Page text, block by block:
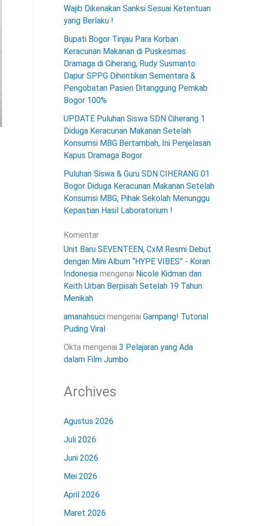
Wajib Dikenakan Sanksi Sesuai Ketentuan
yang Berlaku !
Bupati Bogor Tinjau Para Korban
Keracunan Makanan di Puskesmas
Dramaga di Ciherang, Rudy Susmanto:
Dapur SPPG Dihentikan Sementara &
Pengobatan Pasien Ditanggung Pemkab
Bogor 100%
UPDATE Puluhan Siswa SDN Ciherang 1
Diduga Keracunan Makanan Setelah
Konsumsi MBG Bertambah, Ini Penjelasan
Kapus Dramaga Bogor
Puluhan Siswa & Guru SDN CIHERANG 01
Bogor Diduga Keracunan Makanan Setelah
Konsumsi MBG, Pihak Sekolah Menunggu
Kepastian Hasil Laboratorium !
Komentar
Unit Baru SEVENTEEN, CxM Resmi Debut
dengan Mini Album “HYPE VIBES” - Koran
Indonesia mengenai Nicole Kidman dan
Keith Urban Berpisah Setelah 19 Tahun
Menikah
amanahsuci mengenai Gampang! Tutorial
Puding Viral
Okta mengenai 3 Pelajaran yang Ada
dalam Film Jumbo
Archives
Agustus 2026
Juli 2026
Juni 2026
Mei 2026
April 2026
Maret 2026